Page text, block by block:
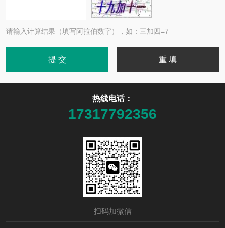
请输入计算结果（填写阿拉伯数字），如：三加四=7
热线电话：
17317792356
扫码加微信